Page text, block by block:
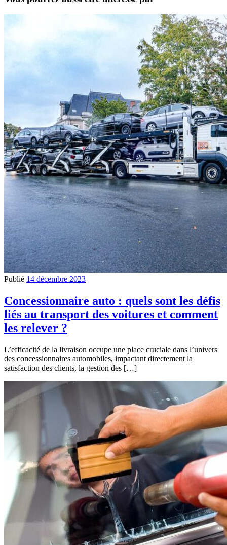
Publié 14 décembre 2023
Concessionnaire auto : quels sont les défis
liés au transport des voitures et comment
les relever ?
L’efficacité de la livraison occupe une place cruciale dans l’univers
des concessionnaires automobiles, impactant directement la
satisfaction des clients, la gestion des […]